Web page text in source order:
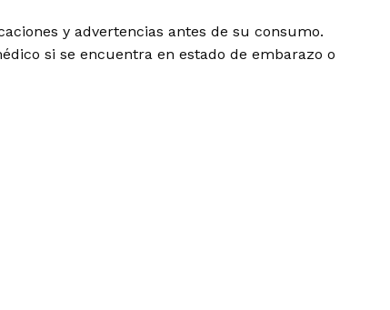
y advertencias antes de su consumo.
si se encuentra en estado de embarazo o